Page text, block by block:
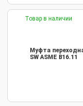
Товар в наличии
Муфта
SW ASME B16.11